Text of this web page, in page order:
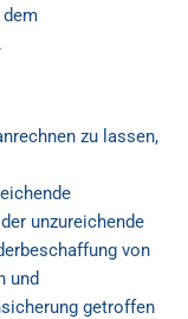
zu lassen,
unzureichende
von
und
getroffen